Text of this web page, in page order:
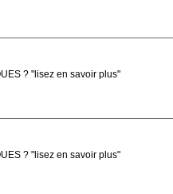
? "lisez en savoir plus"
? "lisez en savoir plus"